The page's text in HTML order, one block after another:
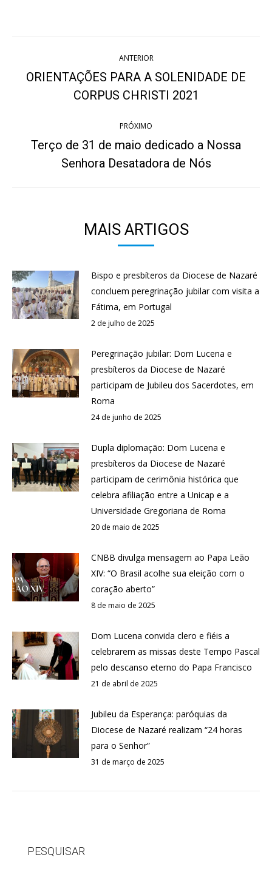
de
ANTERIOR
Post
anterior:
ORIENTAÇÕES PARA A SOLENIDADE DE
CORPUS CHRISTI 2021
PRÓXIMO
Próximo
post:
Terço de 31 de maio dedicado a Nossa
Senhora Desatadora de Nós
MAIS ARTIGOS
Bispo e presbíteros da Diocese de Nazaré
concluem peregrinação jubilar com visita a
Fátima, em Portugal
2 de julho de 2025
Peregrinação jubilar: Dom Lucena e
presbíteros da Diocese de Nazaré
participam de Jubileu dos Sacerdotes, em
Roma
24 de junho de 2025
Dupla diplomação: Dom Lucena e
presbíteros da Diocese de Nazaré
participam de cerimônia histórica que
celebra afiliação entre a Unicap e a
Universidade Gregoriana de Roma
20 de maio de 2025
CNBB divulga mensagem ao Papa Leão
XIV: “O Brasil acolhe sua eleição com o
coração aberto”
8 de maio de 2025
Dom Lucena convida clero e fiéis a
celebrarem as missas deste Tempo Pascal
pelo descanso eterno do Papa Francisco
21 de abril de 2025
Jubileu da Esperança: paróquias da
Diocese de Nazaré realizam “24 horas
para o Senhor”
31 de março de 2025
PESQUISAR